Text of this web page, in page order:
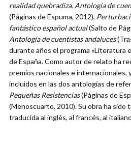
realidad quebradiza. Antología de
(Páginas de Espuma, 2012),
fantástico español actual(Salto de
Antología de cuentistas andaluces
durante años el programa «Literatura
de España. Como autor de relato ha
premios nacionales e internacionales,
incluidos en las dos antologías de
Pequeñas Resistencias(Páginas de
(Menoscuarto, 2010). Su obra ha sido
traducida al inglés, al francés, al